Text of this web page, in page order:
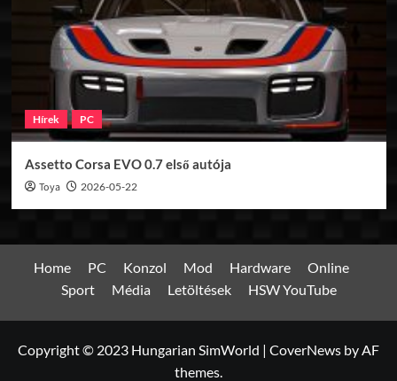
Hírek PC
Assetto Corsa EVO 0.7 első autója
Toya 2026-05-22
Home PC Konzol Mod Hardware
Online
Sport
Média Letöltések HSW YouTube
Copyright © 2023 Hungarian SimWorld | CoverNews by AF
themes.